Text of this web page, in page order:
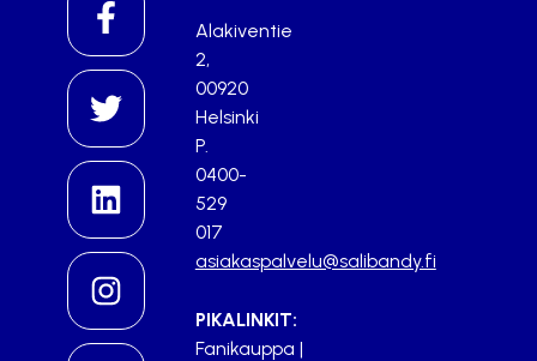
Alakiventie
2,
00920
Helsinki
P.
0400-
529
017
asiakaspalvelu@salibandy.fi
PIKALINKIT:
Fanikauppa |